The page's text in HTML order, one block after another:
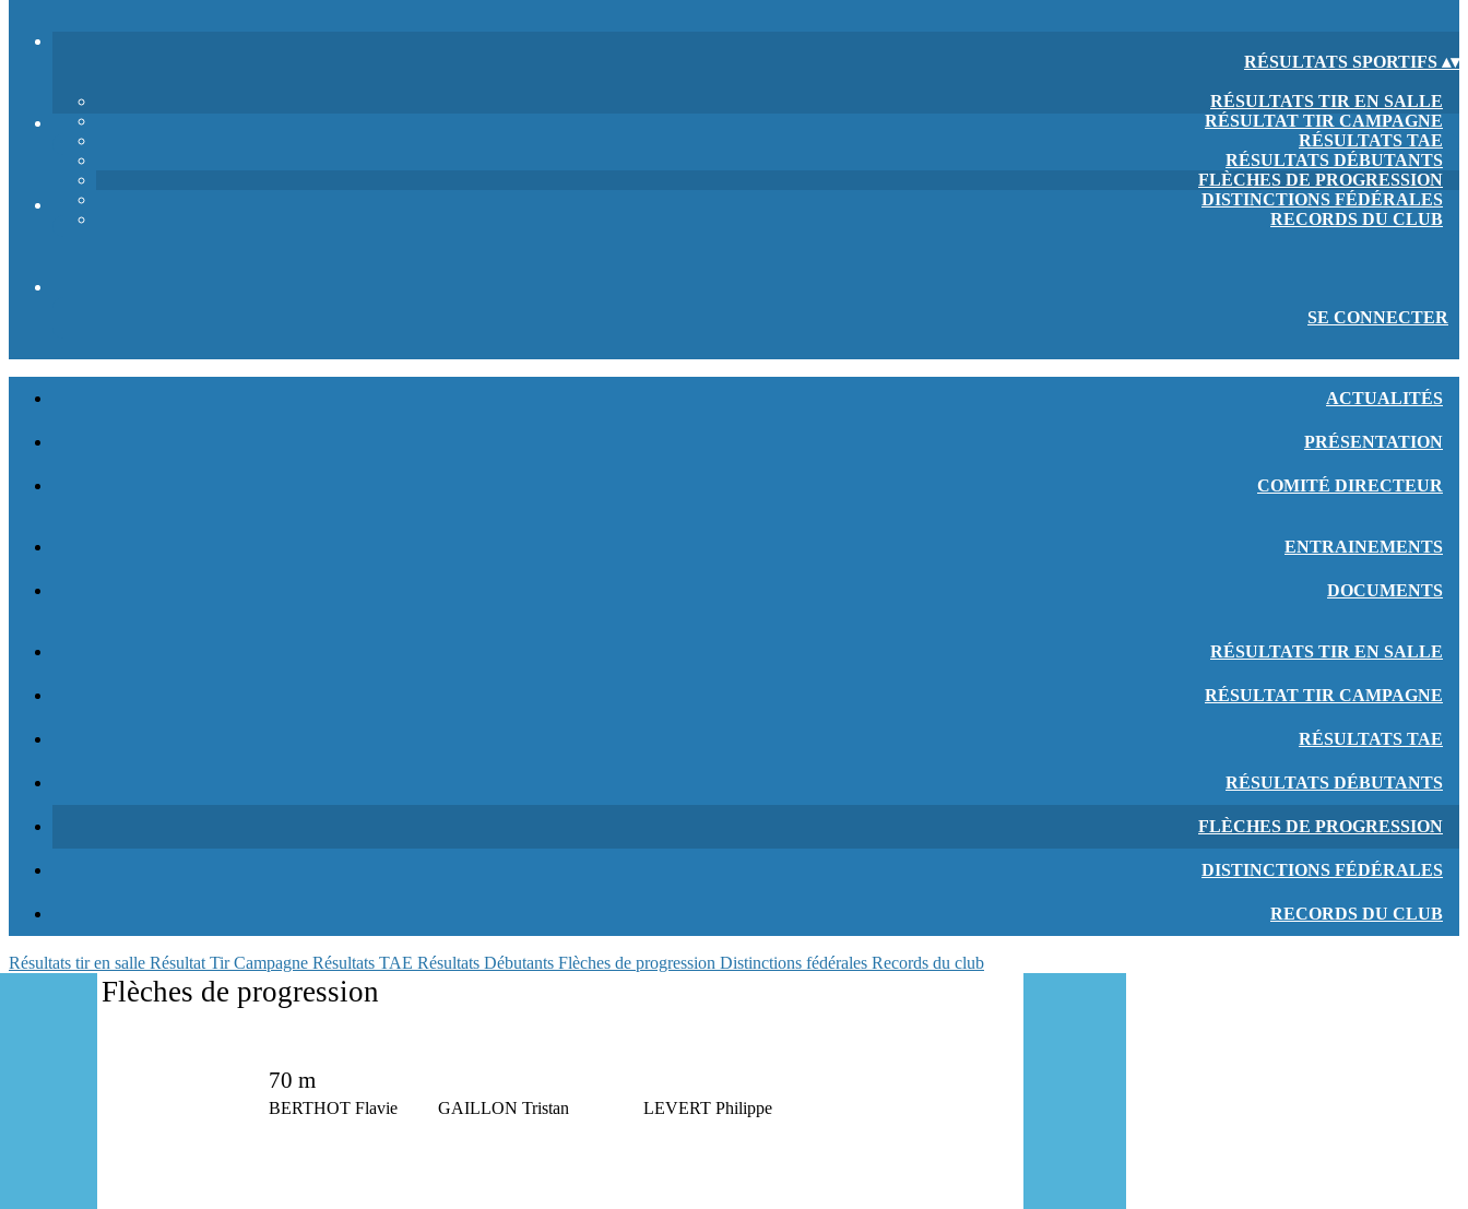
RÉSULTATS SPORTIFS ▴▾
RÉSULTATS TIR EN SALLE
RÉSULTAT TIR CAMPAGNE
RÉSULTATS TAE
RÉSULTATS DÉBUTANTS
FLÈCHES DE PROGRESSION
DISTINCTIONS FÉDÉRALES
RECORDS DU CLUB
SE CONNECTER
ACTUALITÉS
PRÉSENTATION
COMITÉ DIRECTEUR
ENTRAINEMENTS
DOCUMENTS
RÉSULTATS TIR EN SALLE
RÉSULTAT TIR CAMPAGNE
RÉSULTATS TAE
RÉSULTATS DÉBUTANTS
FLÈCHES DE PROGRESSION
DISTINCTIONS FÉDÉRALES
RECORDS DU CLUB
Résultats tir en salle Résultat Tir Campagne Résultats TAE Résultats Débutants Flèches de progression Distinctions fédérales Records du club
Flèches de progression
70 m
BERTHOT Flavie GAILLON Tristan LEVERT Philippe